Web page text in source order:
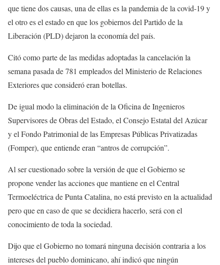
que tiene dos causas, una de ellas es la pandemia de la covid-19 y
el otro es el estado en que los gobiernos del Partido de la
Liberación (PLD) dejaron la economía del país.
Citó como parte de las medidas adoptadas la cancelación la
semana pasada de 781 empleados del Ministerio de Relaciones
Exteriores que consideró eran botellas.
De igual modo la eliminación de la Oficina de Ingenieros
Supervisores de Obras del Estado, el Consejo Estatal del Azúcar
y el Fondo Patrimonial de las Empresas Públicas Privatizadas
(Fomper), que entiende eran “antros de corrupción”.
Al ser cuestionado sobre la versión de que el Gobierno se
propone vender las acciones que mantiene en el Central
Termoeléctrica de Punta Catalina, no está previsto en la actualidad
pero que en caso de que se decidiera hacerlo, será con el
conocimiento de toda la sociedad.
Dijo que el Gobierno no tomará ninguna decisión contraria a los
intereses del pueblo dominicano, ahí indicó que ningún